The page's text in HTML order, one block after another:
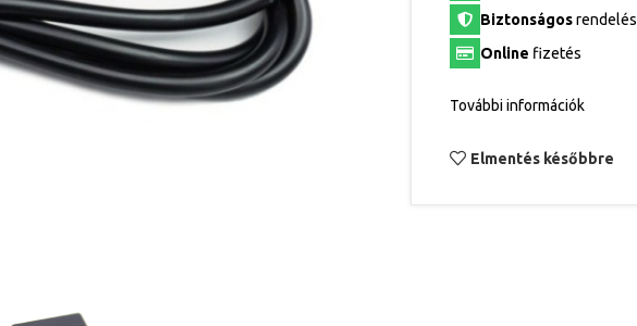
Biztonságosrendelés
Online fizetés
További információk
Elmentés későbbre